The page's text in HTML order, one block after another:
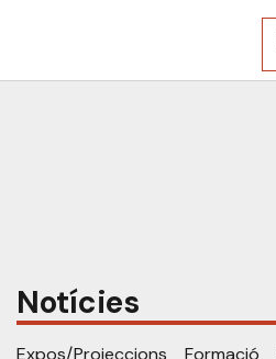
Notícies
Expos/Projeccions Formació